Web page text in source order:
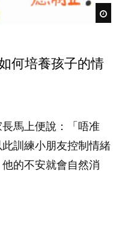
何培養孩子的情
馬上便說：「唔准
訓練小朋友控制情緒
的不安就會自然消